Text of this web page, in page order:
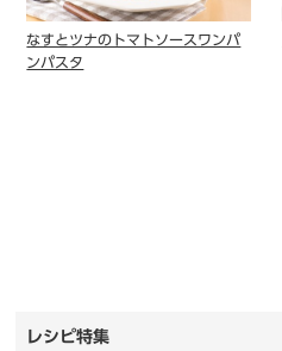
なすとツナのトマトソースワンパ
ンパスタ
レシピ特集